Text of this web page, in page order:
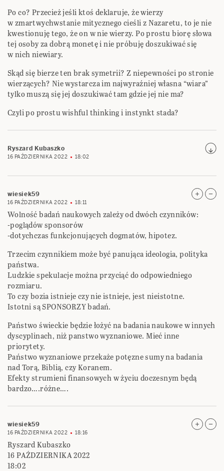
Po co? Przecież jeśli ktoś deklaruje, że wierzy
w zmartwychwstanie mitycznego cieśli z Nazaretu, to je nie
kwestionuję tego, że on w nie wierzy. Po prostu biorę słowa
tej osoby za dobrą monetę i nie próbuję doszukiwać się
w nich niewiary.
Skąd się bierze ten brak symetrii? Z niepewności po stronie
wierzących? Nie wystarcza im najwyraźniej własna “wiara”
tylko muszą się jej doszukiwać tam gdzie jej nie ma?
Czyli po prostu wishful thinking i instynkt stada?
Ryszard Kubaszko
16 PAŹDZIERNIKA 2022 18:02
wiesiek59
16 PAŹDZIERNIKA 2022 18:11
Wolność badań naukowych zależy od dwóch czynników:
-poglądów sponsorów
-dotychczas funkcjonujących dogmatów, hipotez.
Trzecim czynnikiem może być panująca ideologia, polityka
państwa.
Ludzkie spekulacje można przyciąć do odpowiedniego
rozmiaru.
To czy bozia istnieje czy nie istnieje, jest nieistotne.
Istotni są SPONSORZY badań.
Państwo świeckie będzie łożyć na badania naukowe w innych
dyscyplinach, niż panstwo wyznaniowe. Mieć inne
priorytety.
Państwo wyznaniowe przekaże potęzne sumy na badania
nad Torą, Biblią, czy Koranem.
Efekty strumieni finansowych w życiu doczesnym będą
bardzo….różne….
wiesiek59
16 PAŹDZIERNIKA 2022 18:16
Ryszard Kubaszko
16 PAŹDZIERNIKA 2022
18:02